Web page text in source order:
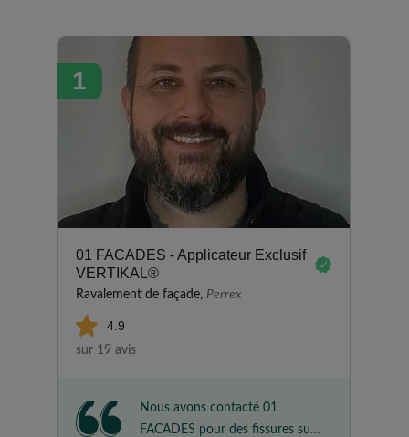
1
01 FACADES - Applicateur Exclusif
VERTIKAL®
Ravalement de façade, Perrex
4.9
sur 19 avis
Nous avons contacté 01
FACADES pour des fissures sur